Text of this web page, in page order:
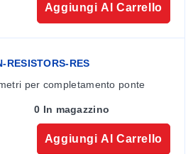
Aggiungi Al Carrello
RESISTORS-RES
per completamento ponte
0 In magazzino
Aggiungi Al Carrello